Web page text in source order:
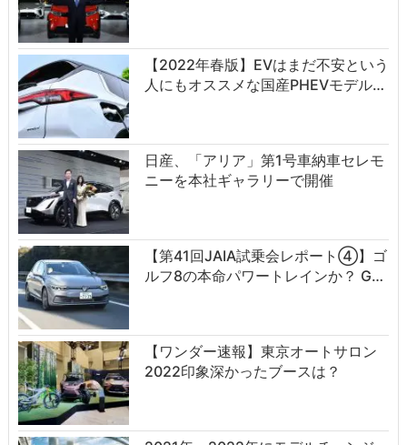
【2022年春版】EVはまだ不安という
人にもオススメな国産PHEVモデル…
日産、「アリア」第1号車納車セレモ
ニーを本社ギャラリーで開催
【第41回JAIA試乗会レポート④】ゴ
ルフ8の本命パワートレインか？ G…
【ワンダー速報】東京オートサロン
2022印象深かったブースは？